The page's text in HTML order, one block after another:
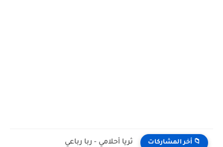
📁 أخر المشاركات ثريا أحلامي - ربا رباعي